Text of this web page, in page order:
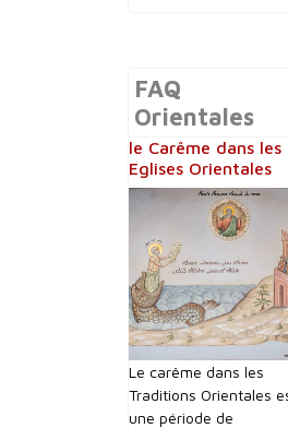
FAQ
Orientales
le Carême dans les
Eglises Orientales
Le carême dans les
Traditions Orientales
une période de